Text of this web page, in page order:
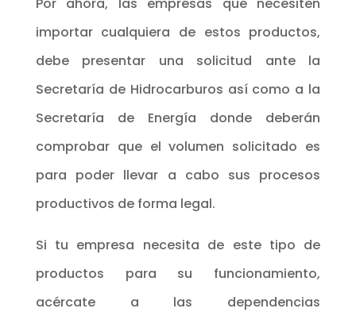
importar cualquiera de estos productos,
debe presentar una solicitud ante la
Secretaría de Hidrocarburos así como a la
Secretaría de Energía donde deberán
comprobar que el volumen solicitado es
para poder llevar a cabo sus procesos
productivos de forma legal.
Si tu empresa necesita de este tipo de
productos para su funcionamiento,
acércate a las dependencias